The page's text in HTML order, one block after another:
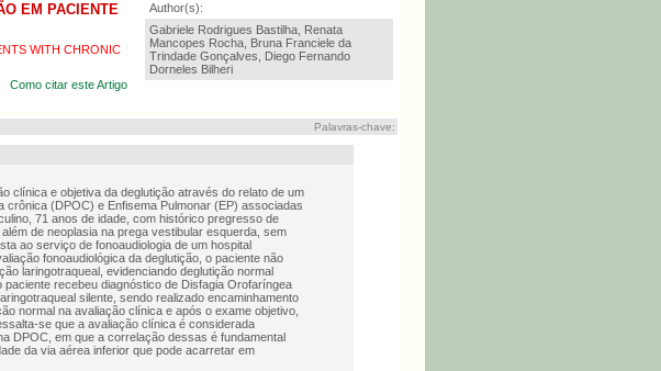
EM PACIENTE
WITH CHRONIC
Como citar este Artigo
Author(s):
Gabriele Rodrigues Bastilha, Renata
Mancopes Rocha, Bruna Franciele da
Trindade Gonçalves, Diego Fernando
Dorneles Bilheri
Palavras-chave:
clínica e objetiva da deglutição através do relato de um
(DPOC) e Enfisema Pulmonar (EP) associadas
71 anos de idade, com histórico pregresso de
de neoplasia na prega vestibular esquerda, sem
ao serviço de fonoaudiologia de um hospital
fonoaudiológica da deglutição, o paciente não
laringotraqueal, evidenciando deglutição normal
recebeu diagnóstico de Disfagia Orofaríngea
silente, sendo realizado encaminhamento
normal na avaliação clínica e após o exame objetivo,
se que a avaliação clínica é considerada
DPOC, em que a correlação dessas é fundamental
da via aérea inferior que pode acarretar em